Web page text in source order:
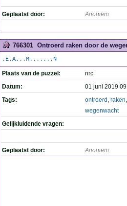
Geplaatst door: Anoniem
766301 Ontroerd raken door de
.E.A...M.......N
Plaats van de puzzel:
nrc
Datum:
01 juni 2019
Tags:
ontroerd , raken,
wegenwacht
Gelijkluidende vragen:
Geplaatst door: Anoniem